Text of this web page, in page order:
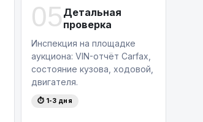
05 Детальная
проверка
Инспекция на площадке
аукциона: VIN-отчёт Carfax,
состояние кузова, ходовой,
двигателя.
⏱ 1-3 дня